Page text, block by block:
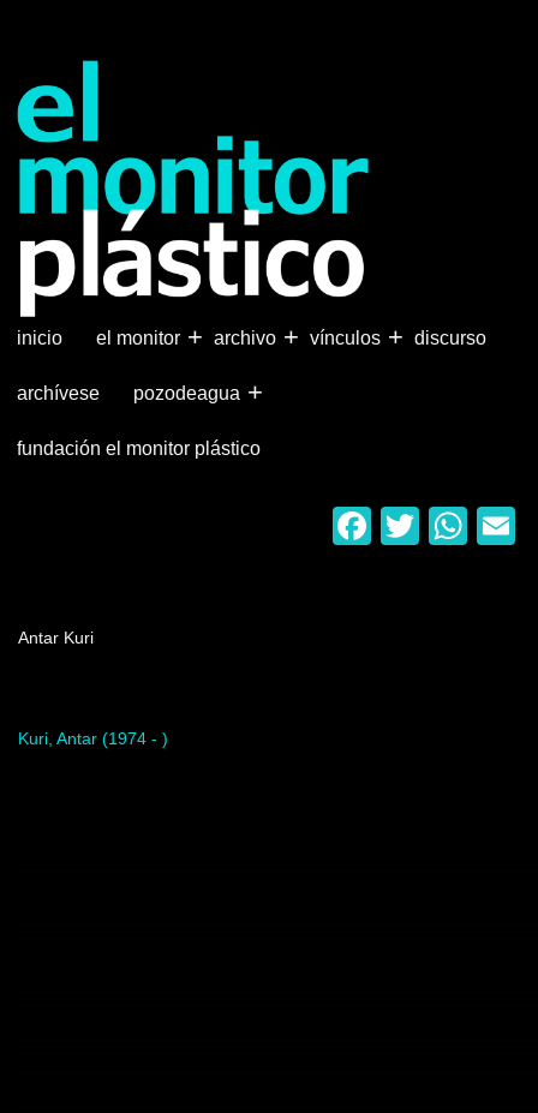
principal
inicio +
el monitor +
archivo +
vínculos discurso
archívese +
pozodeagua
fundación el monitor plástico
Twitter
Antar Kuri
Kuri, Antar (1974 - )